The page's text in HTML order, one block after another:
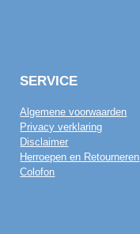
SERVICE
Algemene voorwaarden
Privacy verklaring
Disclaimer
Herroepen en Retourneren
Colofon